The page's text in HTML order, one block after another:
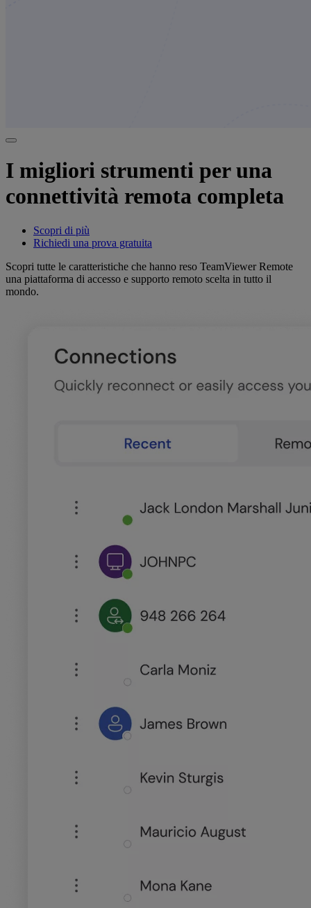
I migliori strumenti per una
connettività remota completa
Scopri di più
Richiedi una prova gratuita
Scopri tutte le caratteristiche che hanno reso TeamViewer Remote
una piattaforma di accesso e supporto remoto scelta in tutto il
mondo.